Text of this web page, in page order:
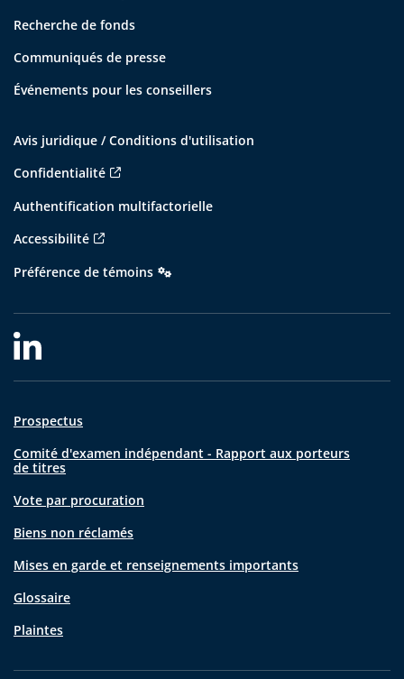
Recherche de fonds
Communiqués de presse
Événements pour les conseillers
Avis juridique / Conditions d'utilisation
Confidentialité
Authentification multifactorielle
Accessibilité
Préférence de témoins
Prospectus
Comité d'examen indépendant - Rapport aux porteurs
de titres
Vote par procuration
Biens non réclamés
Mises en garde et renseignements importants
Glossaire
Plaintes